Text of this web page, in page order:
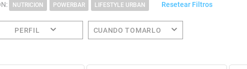
NUTRICION POWERBAR LIFESTYLE URBAN Resetear Filtros
PERFIL CUANDO TOMARLO